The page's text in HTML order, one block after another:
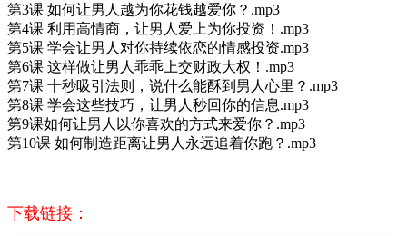
第3课 如何让男人越为你花钱越爱你？.mp3
第4课 利用高情商，让男人爱上为你投资！.mp3
第5课 学会让男人对你持续依恋的情感投资.mp3
第6课 这样做让男人乖乖上交财政大权！.mp3
第7课 十秒吸引法则，说什么能酥到男人心里？.mp3
第8课 学会这些技巧，让男人秒回你的信息.mp3
第9课如何让男人以你喜欢的方式来爱你？.mp3
第10课 如何制造距离让男人永远追着你跑？.mp3
下载链接：